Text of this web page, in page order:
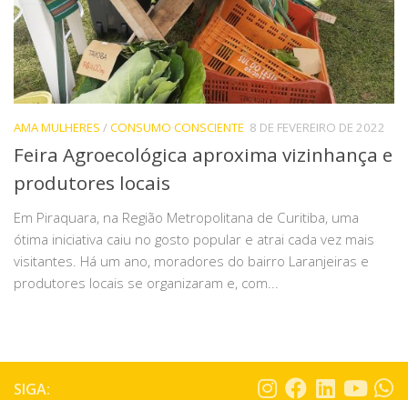
AMA MULHERES /CONSUMO CONSCIENTE 8 DE FEVEREIRO DE 2022
Feira Agroecológica aproxima vizinhança e
produtores locais
Em Piraquara, na Região Metropolitana de Curitiba, uma
ótima iniciativa caiu no gosto popular e atrai cada vez mais
visitantes. Há um ano, moradores do bairro Laranjeiras e
produtores locais se organizaram e, com...
SIGA: